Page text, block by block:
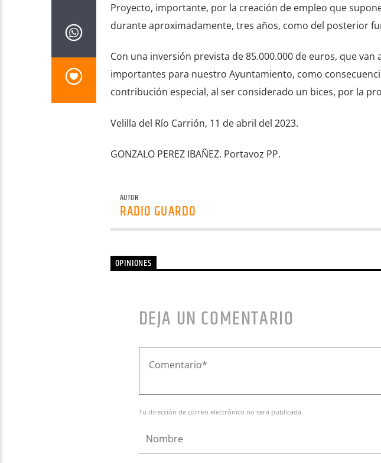
Proyecto, importante, por la creación de empleo que
durante aproximadamente, tres años, como del posterior
Con una inversión prevista de 85.000.000 de euros, que
importantes para nuestro Ayuntamiento, como
contribución especial, al ser considerado un bices, por la
Velilla del Río Carrión, 11 de abril del 2023.
GONZALO PEREZ IBAÑEZ. Portavoz PP.
AUTOR
RADIO GUARDO
OPINIONES
DEJA UN COMENTARIO
Tu dirección de correo electrónico no será publicada.